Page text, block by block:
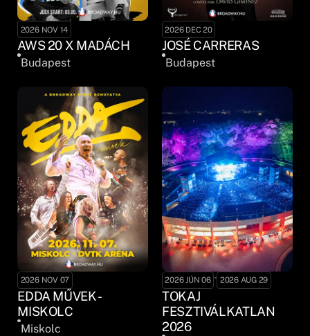
2026 NOV 14
AWS 20 X MADÁCH
Budapest
2026 DEC 20
JOSÉ CARRERAS
Budapest
2026 NOV 07
EDDA MŰVEK -
MISKOLC
Miskolc
2026 JÚN 06 - 2026 AUG 29
TOKAJ
FESZTIVÁLKATLAN
2026